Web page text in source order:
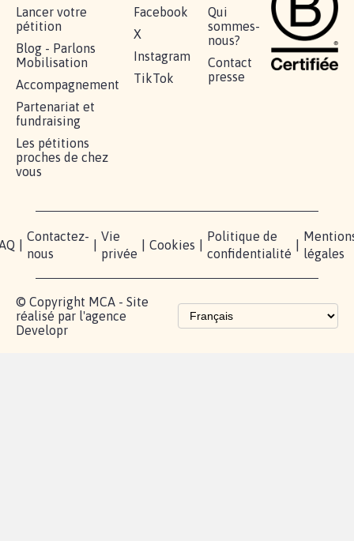
Lancer votre
pétition
Blog - Parlons
Mobilisation
Accompagnement
Partenariat et
fundraising
Les pétitions
proches de chez
vous
Facebook
X
Instagram
TikTok
Qui
sommes-
nous?
Contact
presse
Contactez-
nous
Vie
privée
Cookies
Politique de
confidentialité
légales
© Copyright MCA - Site
réalisé par l'agence
Developr